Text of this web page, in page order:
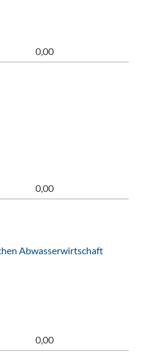
0,00
0,00
Abwasserwirtschaft
0,00